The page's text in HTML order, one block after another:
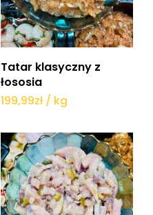
Dodaj do koszyka
Tatar klasyczny z
łososia
199,99zł / kg